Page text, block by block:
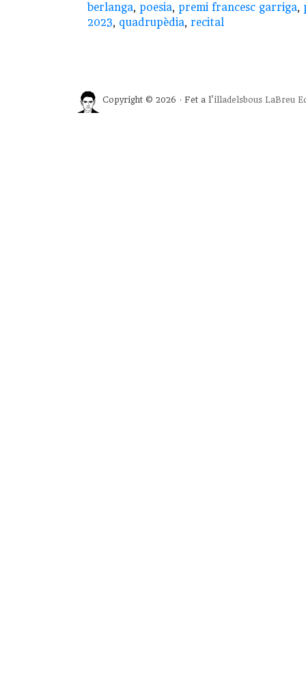
berlanga, poesia, premi francesc garriga,
2023, quadrupèdia, recital
Copyright © 2026 · Fet a l'illadelsbous LaBreu